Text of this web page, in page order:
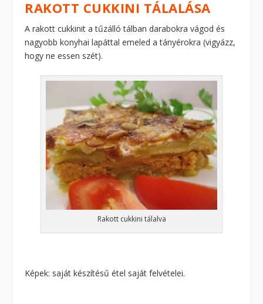
RAKOTT CUKKINI TÁLALÁSA
A rakott cukkinit a tűzálló tálban darabokra vágod és
nagyobb konyhai lapáttal emeled a tányérokra (vigyázz,
hogy ne essen szét).
Rakott cukkini tálalva
Képek: saját készítésű étel saját felvételei.